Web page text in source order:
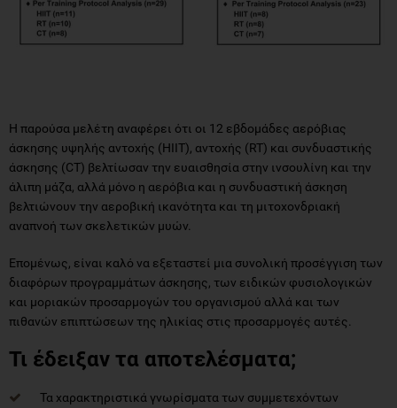
Η παρούσα μελέτη αναφέρει ότι οι 12 εβδομάδες αερόβιας
άσκησης υψηλής αντοχής (HIIT), αντοχής (RT) και συνδυαστικής
άσκησης (CT) βελτίωσαν την ευαισθησία στην ινσουλίνη και την
άλιπη μάζα, αλλά μόνο η αερόβια και η συνδυαστική άσκηση
βελτιώνουν την αεροβική ικανότητα και τη μιτοχονδριακή
αναπνοή των σκελετικών μυών.
Επομένως, είναι καλό να εξεταστεί μια συνολική προσέγγιση των
διαφόρων προγραμμάτων άσκησης, των ειδικών φυσιολογικών
και μοριακών προσαρμογών του οργανισμού αλλά και των
πιθανών επιπτώσεων της ηλικίας στις προσαρμογές αυτές.
Τι έδειξαν τα αποτελέσματα;
Τα χαρακτηριστικά γνωρίσματα των συμμετεχόντων